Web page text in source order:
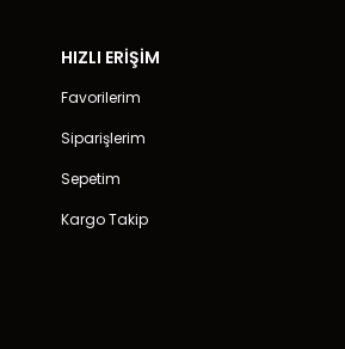
HIZLI ERİŞİM
Favorilerim
Siparişlerim
Sepetim
Kargo Takip